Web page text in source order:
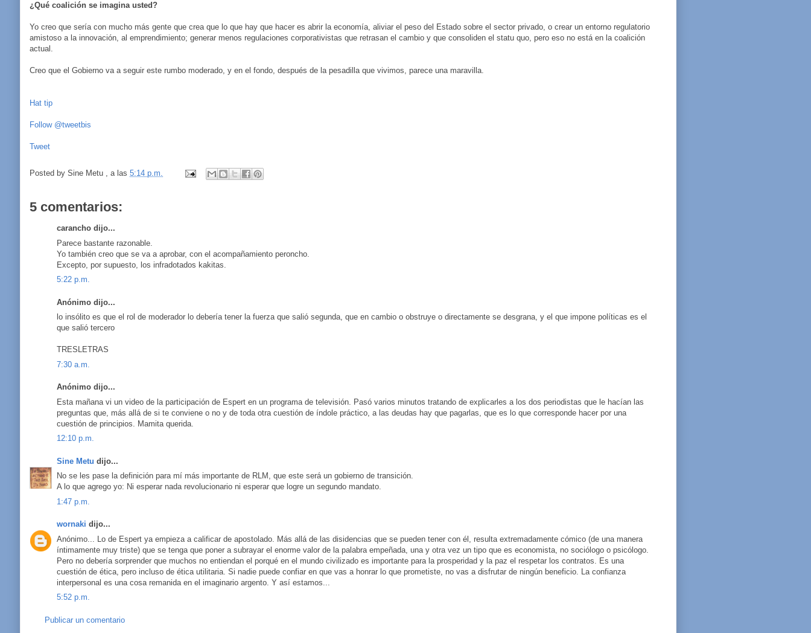
¿Qué coalición se imagina usted?
Yo creo que sería con mucho más gente que crea que lo que hay que hacer es abrir la economía, aliviar el peso del Estado sobre el sector privado, o crear un entorno regulatorio
amistoso a la innovación, al emprendimiento; generar menos regulaciones corporativistas que retrasan el cambio y que consoliden el statu quo, pero eso no está en la coalición
actual.
Creo que el Gobierno va a seguir este rumbo moderado, y en el fondo, después de la pesadilla que vivimos, parece una maravilla.
Hat tip
Follow @tweetbis
Tweet
Posted by Sine Metu , a las 5:14 p.m.
5 comentarios:
carancho dijo...
Parece bastante razonable.
Yo también creo que se va a aprobar, con el acompañamiento peroncho.
Excepto, por supuesto, los infradotados kakitas.
5:22 p.m.
Anónimo dijo...
lo insólito es que el rol de moderador lo debería tener la fuerza que salió segunda, que en cambio o obstruye o directamente se desgrana, y el que impone políticas es el
que salió tercero
TRESLETRAS
7:30 a.m.
Anónimo dijo...
Esta mañana vi un video de la participación de Espert en un programa de televisión. Pasó varios minutos tratando de explicarles a los dos periodistas que le hacían las
preguntas que, más allá de si te conviene o no y de toda otra cuestión de índole práctico, a las deudas hay que pagarlas, que es lo que corresponde hacer por una
cuestión de principios. Mamita querida.
12:10 p.m.
Sine Metu dijo...
No se les pase la definición para mí más importante de RLM, que este será un gobierno de transición.
A lo que agrego yo: Ni esperar nada revolucionario ni esperar que logre un segundo mandato.
1:47 p.m.
wornaki dijo...
Anónimo... Lo de Espert ya empieza a calificar de apostolado. Más allá de las disidencias que se pueden tener con él, resulta extremadamente cómico (de una manera
íntimamente muy triste) que se tenga que poner a subrayar el enorme valor de la palabra empeñada, una y otra vez un tipo que es economista, no sociólogo o psicólogo.
Pero no debería sorprender que muchos no entiendan el porqué en el mundo civilizado es importante para la prosperidad y la paz el respetar los contratos. Es una
cuestión de ética, pero incluso de ética utilitaria. Si nadie puede confiar en que vas a honrar lo que prometiste, no vas a disfrutar de ningún beneficio. La confianza
interpersonal es una cosa remanida en el imaginario argento. Y así estamos...
5:52 p.m.
Publicar un comentario